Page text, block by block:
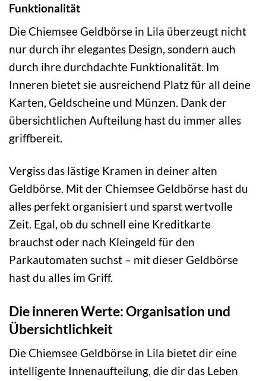
Funktionalität
Die Chiemsee Geldbörse in Lila überzeugt nicht
nur durch ihr elegantes Design, sondern auch
durch ihre durchdachte Funktionalität. Im
Inneren bietet sie ausreichend Platz für all deine
Karten, Geldscheine und Münzen. Dank der
übersichtlichen Aufteilung hast du immer alles
griffbereit.
Vergiss das lästige Kramen in deiner alten
Geldbörse. Mit der Chiemsee Geldbörse hast du
alles perfekt organisiert und sparst wertvolle
Zeit. Egal, ob du schnell eine Kreditkarte
brauchst oder nach Kleingeld für den
Parkautomaten suchst – mit dieser Geldbörse
hast du alles im Griff.
Die inneren Werte: Organisation und
Übersichtlichkeit
Die Chiemsee Geldbörse in Lila bietet dir eine
intelligente Innenaufteilung, die dir das Leben